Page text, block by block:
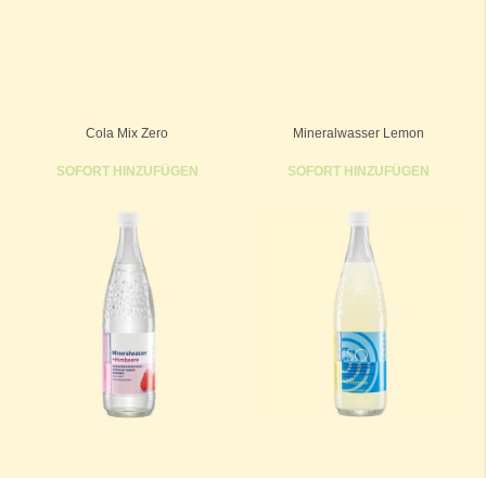
Cola Mix Zero
SOFORT HINZUFÜGEN
Mineralwasser Lemon
SOFORT HINZUFÜGEN